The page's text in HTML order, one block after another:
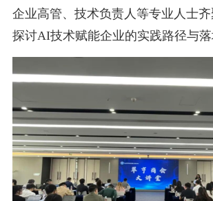
企业高管、技术负责人等专业人士
探讨AI技术赋能企业的实践路径与落